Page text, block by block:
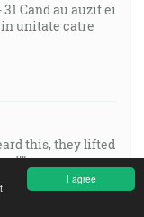
I agree
Cand au auzit ei
unitate catre
this, they lifted